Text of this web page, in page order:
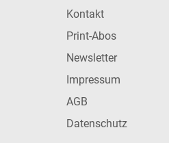
Kontakt
Print-Abos
Newsletter
Impressum
AGB
Datenschutz